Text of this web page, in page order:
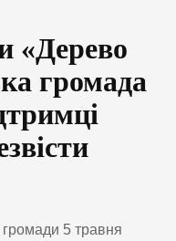
«Дерево
громада
громади 5 травня